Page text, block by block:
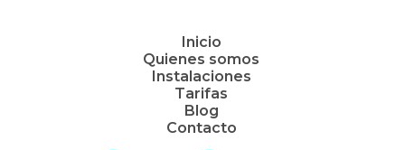
Inicio
Quienes somos
Instalaciones
Tarifas
Blog
Contacto